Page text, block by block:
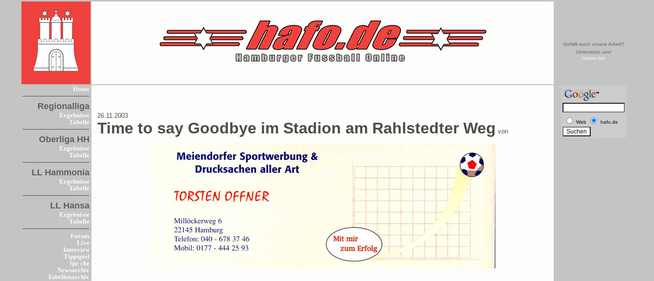
Gefällt euch unsere Arbeit?
Unterstützt uns!
Weitere Info
Home
Regionalliga
Ergebnisse
Tabelle
Oberliga HH
Ergebnisse
Tabelle
LL Hammonia
Ergebnisse
Tabelle
LL Hansa
Ergebnisse
Tabelle
Forum
Live
Interview
Tippspiel
Spr che
Newsarchiv
Tabellenarchiv
26.11.2003
Time to say Goodbye im Stadion am Rahlstedter Weg von
Web hafo.de